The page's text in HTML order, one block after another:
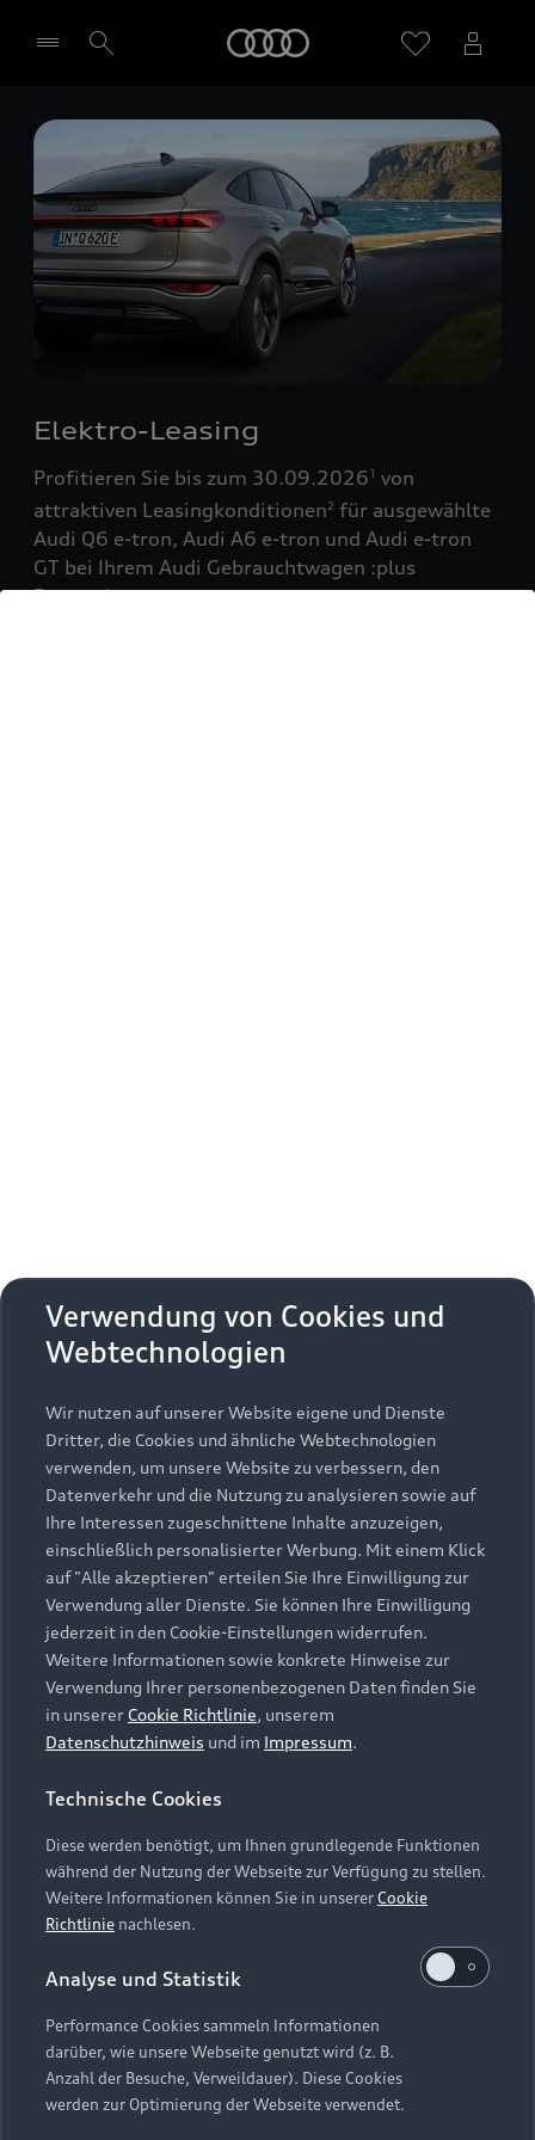
Händler wählen
Elektro-Leasing
Profitieren Sie bis zum 30.09.20261 von
attraktiven Leasingkonditionen2 für ausgewählte
Audi Q6 e-tron, Audi A6 e-tron und Audi e-tron
GT bei Ihrem Audi Gebrauchtwagen :plus
Partner!
Zurück nach oben
Modelle
Alle Modelle
Modelle vergleichen
Elektromodelle
Plug-in-Hybride
Kaufen & leasen
Neuwagensuche
Gebrauchtwagensuche
Gebrauchtwagen
Finanzierung
Aktionen & Angebote
Geschäftskunden
Service & Zubehör
Saisonale Angebote
Audi Services
Garantie
Audi digital services
myAudi
Support
Kundenservice
Händlersuche
Audi Code
Online-Terminvereinbarung
Servicekontakt
Vertrag widerrufen
Über Audi
Unternehmen
Karriere
Investor Relations
Presse & Media Center
Datenschutz
Audi erleben
Newsletter
Impressum Rechtliches
Hinweisgebersystem
Datenschutzinformation
Cookie-Einstellungen
Cookie-Richtlinie
Barrierefreiheit
Hinweis: Die aktuelle Darstellung und Anordnung der
Embleme am Fahrzeug bei allen Abbildungen auf dieser
Webseite kann abweichen.
Verwendung von Cookies und
Webtechnologien
Wir nutzen auf unserer Website eigene und Dienste
Dritter, die Cookies und ähnliche Webtechnologien
verwenden, um unsere Website zu verbessern, den
Datenverkehr und die Nutzung zu analysieren sowie auf
Ihre Interessen zugeschnittene Inhalte anzuzeigen,
einschließlich personalisierter Werbung. Mit einem Klick
auf "Alle akzeptieren" erteilen Sie Ihre Einwilligung zur
Verwendung aller Dienste. Sie können Ihre Einwilligung
jederzeit in den Cookie-Einstellungen widerrufen.
Weitere Informationen sowie konkrete Hinweise zur
Verwendung Ihrer personenbezogenen Daten finden Sie
in unserer Cookie Richtlinie, unserem
Datenschutzhinweis und im Impressum.
Technische Cookies
Diese werden benötigt, um Ihnen grundlegende Funktionen
während der Nutzung der Webseite zur Verfügung zu stellen.
Weitere Informationen können Sie in unsererCookie
Richtlinie nachlesen.
Analyse und Statistik
Performance Cookies sammeln Informationen
darüber, wie unsere Webseite genutzt wird (z. B.
Anzahl der Besuche, Verweildauer). Diese Cookies
werden zur Optimierung der Webseite verwendet.